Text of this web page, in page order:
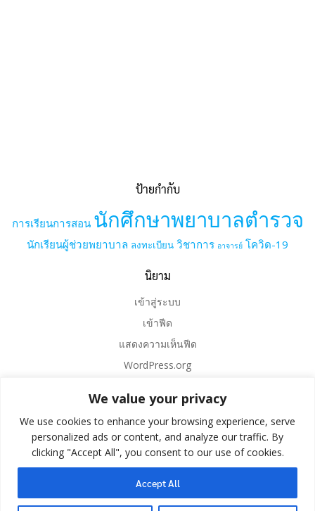
We value your privacy
We use cookies to enhance your browsing experience, serve
personalized ads or content, and analyze our traffic. By
clicking "Accept All", you consent to our use of cookies.
Accept All
ป้ายกำกับ
การเรียนการสอน นักศึกษาพยาบาลตำรวจ
นักเรียนผู้ช่วยพยาบาล ลงทะเบียน วิชาการ อาจารย์ โควิด-19
นิยาม
เข้าสู่ระบบ
เข้าฟีด
แสดงความเห็นฟีด
WordPress.org
© 2026 . Created for free using WordPress andColibri